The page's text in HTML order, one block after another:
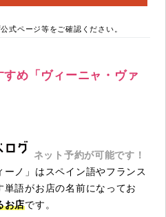
式ページ等をご確認ください。
め「ヴィーニャ・ヴァ
ネット予約が可能です！
ーノ」はスペイン語やフランス
語がお店の名前になってお
お店です。